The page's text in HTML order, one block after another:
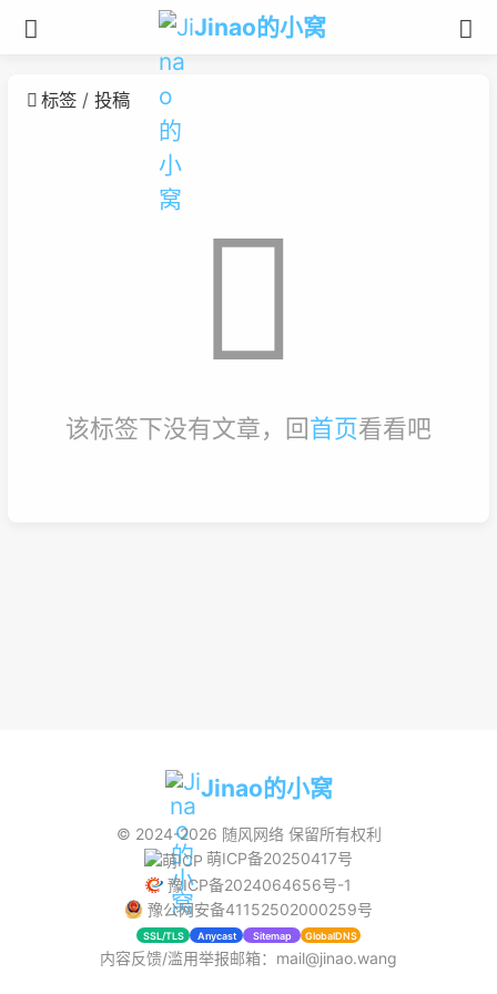
Jinao的小窝
标签 投稿
该标签下没有文章，回首页看看吧
Jinao的小窝
© 2024-2026 随风网络保留所有权利
萌ICP备20250417号
豫ICP备2024064656号-1
豫公网安备41152502000259号
SSL/TLS Anycast Sitemap GlobalDNS
内容反馈/滥用举报邮箱：mail@jinao.wang